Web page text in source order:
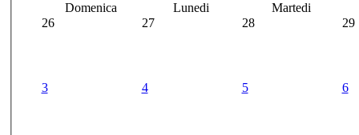
Domenica Lunedi
Martedi
26
27 28 29
3 4 5 6